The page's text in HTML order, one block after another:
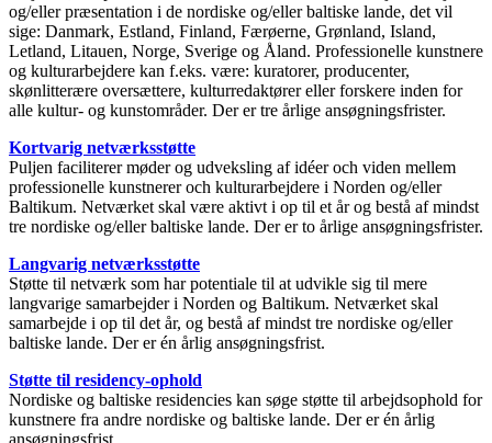
og/eller præsentation i de nordiske og/eller baltiske lande, det vil
sige: Danmark, Estland, Finland, Færøerne, Grønland, Island,
Letland, Litauen, Norge, Sverige og Åland. Professionelle kunstnere
og kulturarbejdere kan f.eks. være: kuratorer, producenter,
skønlitterære oversættere, kulturredaktører eller forskere inden for
alle kultur- og kunstområder. Der er tre årlige ansøgningsfrister.
Kortvarig netværksstøtte
Puljen faciliterer møder og udveksling af idéer och viden mellem
professionelle kunstnerer och kulturarbejdere i Norden og/eller
Baltikum. Netværket skal være aktivt i op til et år og bestå af mindst
tre nordiske og/eller baltiske lande. Der er to årlige ansøgningsfrister.
Langvarig netværksstøtte
Støtte til netværk som har potentiale til at udvikle sig til mere
langvarige samarbejder i Norden og Baltikum. Netværket skal
samarbejde i op til det år, og bestå af mindst tre nordiske og/eller
baltiske lande. Der er én årlig ansøgningsfrist.
Støtte til residency-ophold
Nordiske og baltiske residencies kan søge støtte til arbejdsophold for
kunstnere fra andre nordiske og baltiske lande. Der er én årlig